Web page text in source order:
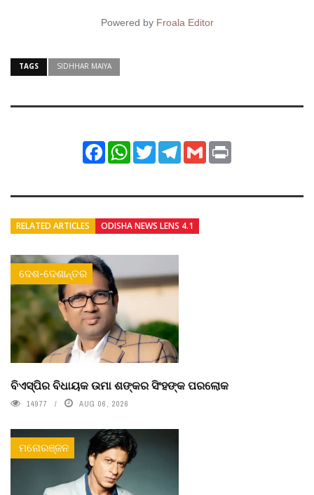
Powered by Froala Editor
TAGS SIDHHAR MAIYA
FacebookWhatsApp
TwitterTelegram
Gmail
RELATED ARTICLES ODISHA NEWS LENS 4.1
ଦେଶ-ଦେଶାନ୍ତର
ବିଏସ୍‌ପିର ବିଧାୟକ ଉମା ଶଙ୍କର ସିଂହଙ୍କ ପରଲୋକ
14977 AUG 06, 2026
ମନୋରଞ୍ଜନ